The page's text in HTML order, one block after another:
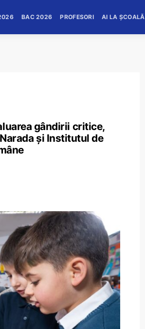
BAC 2026 PROFESORI AI LA ȘCOALĂ
gândirii critice,
și Institutul de